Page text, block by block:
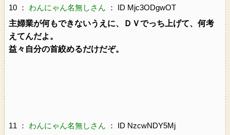
10 ： わんにゃん名無しさん ： ID Mjc3ODgwOT
主婦業が何もできないうえに、ＤＶでっち上げて、何考
えてんだよ。
益々自分の首絞めるだけだぞ。
11 ： わんにゃん名無しさん ： ID NzcwNDY5Mj